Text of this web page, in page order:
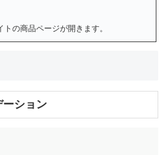
の商品ページが開きます。
ーション